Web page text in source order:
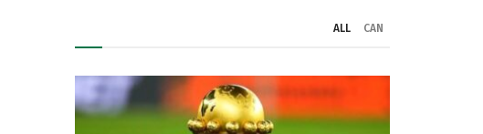
ALL CAN